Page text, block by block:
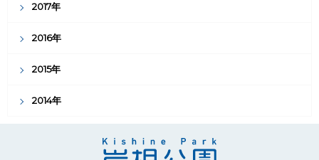
2017年
2016年
2015年
2014年